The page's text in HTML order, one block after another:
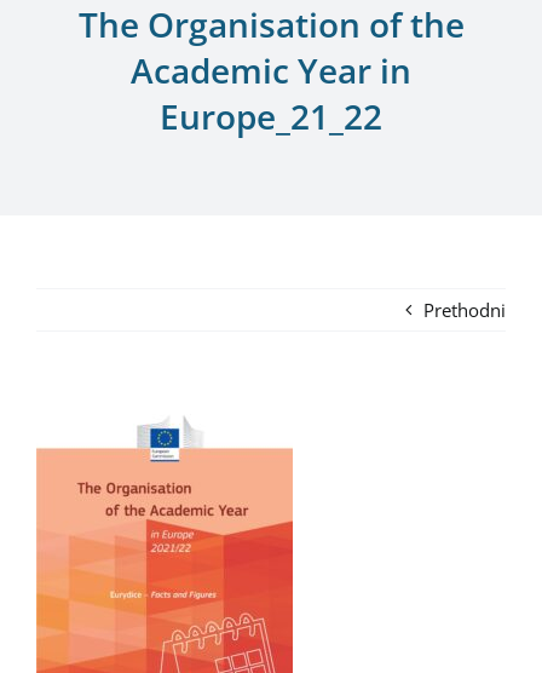
The Organisation of the
Academic Year in
Europe_21_22
Prethodni